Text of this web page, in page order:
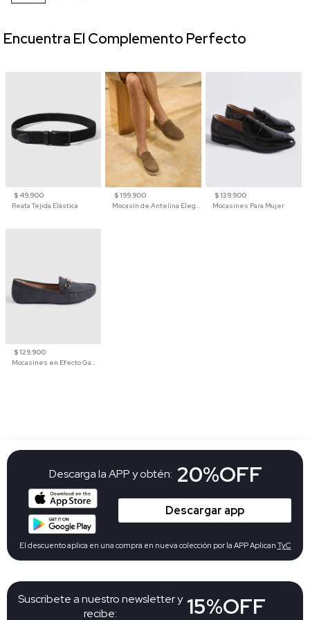
$ 49.900
Reata Tejida Elástica
$ 199.900
Mocasín de Antelina Elegante con Suela de Contraste Para Hombre
$ 139.900
Mocasines Para Mujer
$ 129.900
Mocasines en Efecto Gamuzado Para Mujer
Encuentra El Complemento Perfecto
Suscribete a nuestro newsletter y
recibe:
15%OFF
Descarga la APP y obtén: 20%OFF
Descargar app
El descuento aplica en una compra en nueva colección por la APP Aplican TyC